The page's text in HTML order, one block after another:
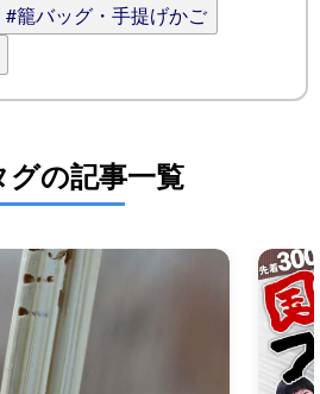
#籠バッグ・手提げかご
グの記事一覧